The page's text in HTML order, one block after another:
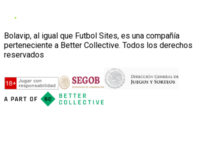
Bolavip, al igual que Futbol Sites, es una compañía
perteneciente a Better Collective. Todos los derechos
reservados